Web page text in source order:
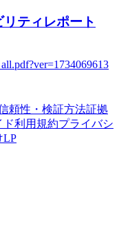
ティレポート
頼性・検証方法証拠
ド利用規約プライバシ
LP